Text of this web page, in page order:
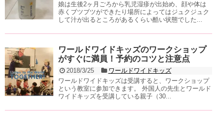
娘は生後2ヶ月ごろから乳児湿疹が出始め、顔や体は
赤くブツブツができたり場所によってはジュクジュク
して汁が出るところがあるくらい酷い状態でした...
ワールドワイドキッズのワークショップ
がすぐに満員！予約のコツと注意点
2018/3/25
ワールドワイドキッズ
ワールドワイドキッズは受講すると、ワークショップ
という教室に参加できます。 外国人の先生とワールド
ワイドキッズを受講している親子（30...